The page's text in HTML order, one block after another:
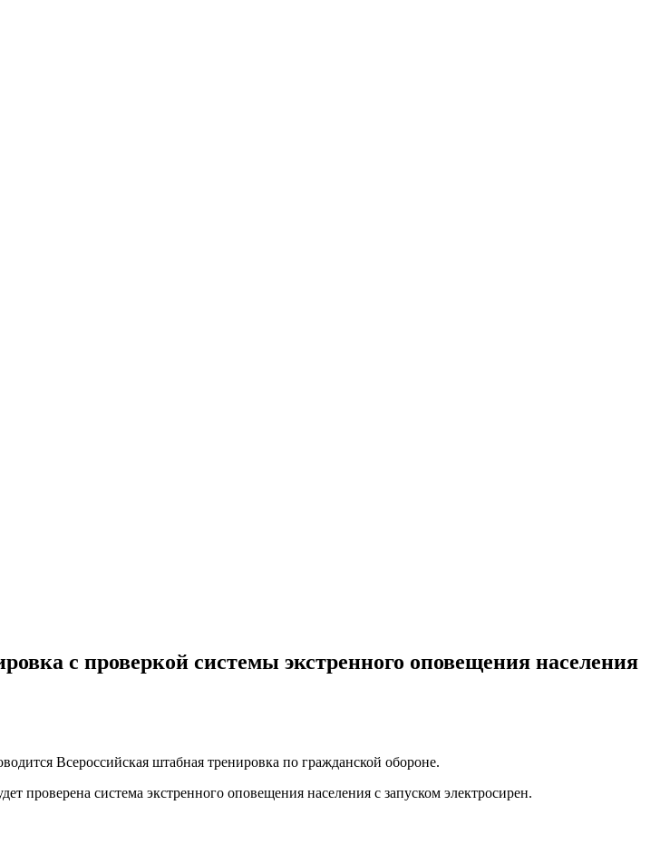
с проверкой системы экстренного оповещения населения
Всероссийская штабная тренировка по гражданской обороне.
проверена система экстренного оповещения населения с запуском электросирен.